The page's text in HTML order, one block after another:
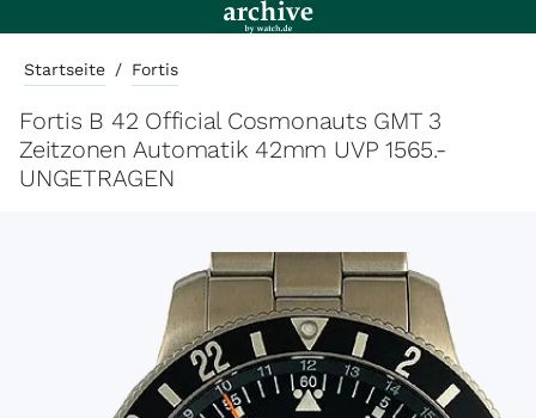
Startseite / Fortis
Fortis B 42 Official Cosmonauts GMT 3
Zeitzonen Automatik 42mm UVP 1565.-
UNGETRAGEN